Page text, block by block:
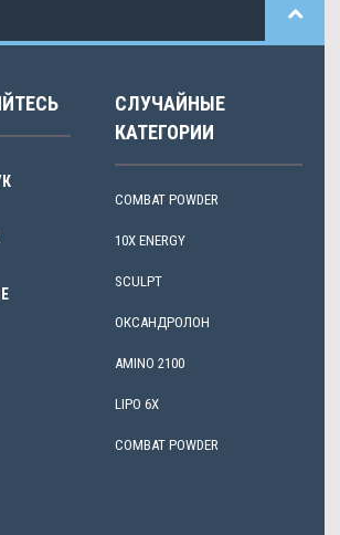
СЛУЧАЙНЫЕ
КАТЕГОРИИ
COMBAT POWDER
10X ENERGY
SCULPT
ОКСАНДРОЛОН
AMINO 2100
LIPO 6X
COMBAT POWDER